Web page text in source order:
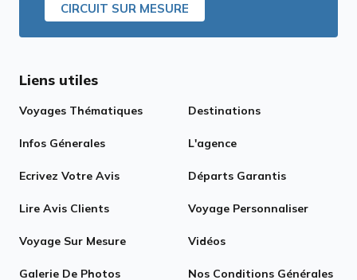
CIRCUIT SUR MESURE
Liens utiles
Voyages Thématiques Destinations
Infos Génerales L'agence
Ecrivez Votre Avis Départs Garantis
Lire Avis Clients Voyage Personnaliser
Voyage Sur Mesure Vidéos
Galerie De Photos
Nos Conditions Générales